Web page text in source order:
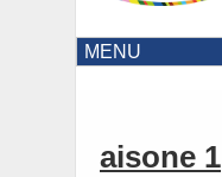
aisone 1